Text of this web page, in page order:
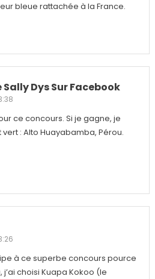
bleue rattachée à la France.
Dys Sur Facebook
ce concours. Si je gagne, je
: Alto Huayabamba, Pérou.
à ce superbe concours pource
choisi Kuapa Kokoo (le